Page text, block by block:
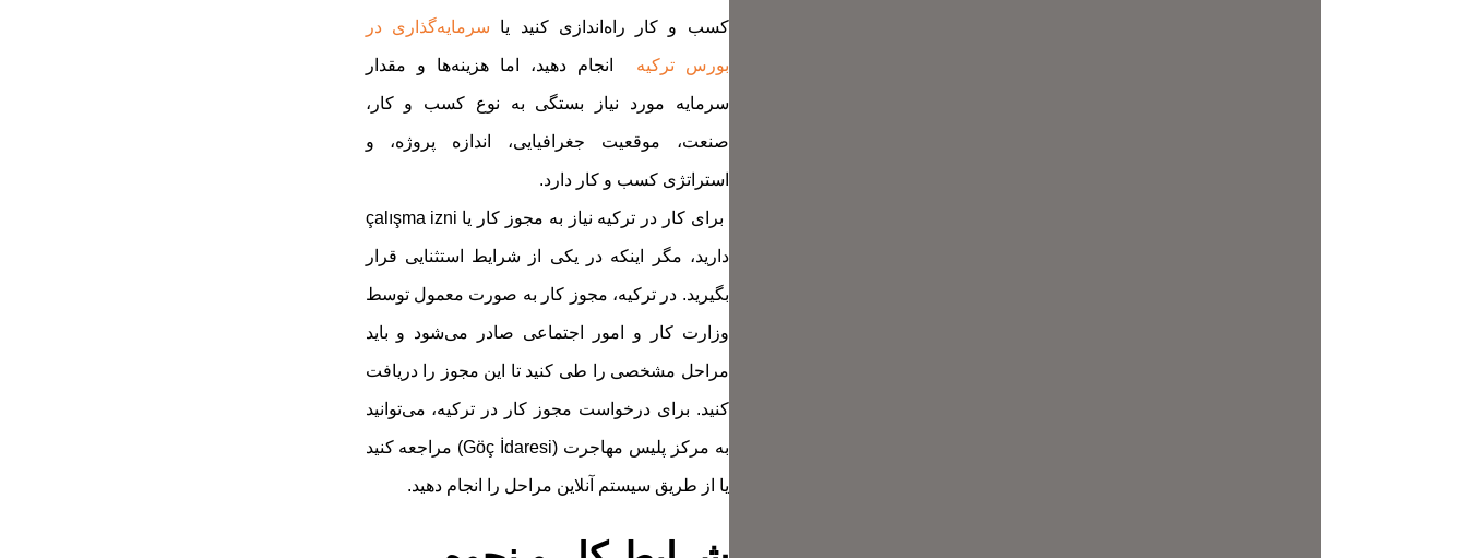
کسب و کار راه‌اندازی کنید یا سرمایه‌گذاری در
بورس ترکیه انجام دهید، اما هزینه‌ها و مقدار
سرمایه مورد نیاز بستگی به نوع کسب و کار،
صنعت، موقعیت جغرافیایی، اندازه پروژه، و
استراتژی کسب و کار دارد.
برای کار در ترکیه نیاز به مجوز کار یا çalışma izni
دارید، مگر اینکه در یکی از شرایط استثنایی قرار
بگیرید. در ترکیه، مجوز کار به صورت معمول توسط
وزارت کار و امور اجتماعی صادر می‌شود و باید
مراحل مشخصی را طی کنید تا این مجوز را دریافت
کنید. برای درخواست مجوز کار در ترکیه، می‌توانید
به مرکز پلیس مهاجرت (Göç İdaresi) مراجعه کنید
یا از طریق سیستم آنلاین مراحل را انجام دهید.